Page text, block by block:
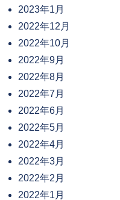
2023年1月
2022年12月
2022年10月
2022年9月
2022年8月
2022年7月
2022年6月
2022年5月
2022年4月
2022年3月
2022年2月
2022年1月